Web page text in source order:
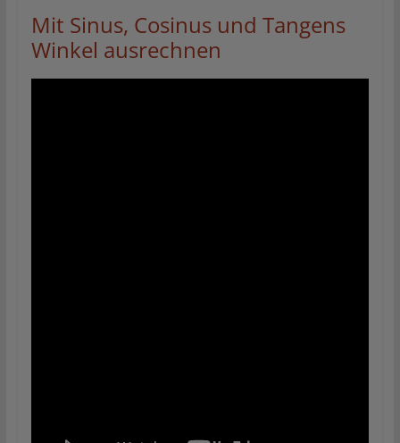
Mit Sinus, Cosinus und Tangens
Winkel ausrechnen